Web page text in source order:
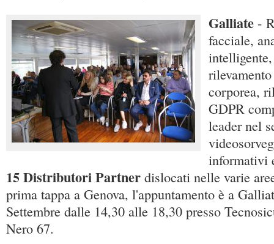
Galliate -
facciale,
corporea,
GDPR
leader nel
informativi
15 Distributori Partner dislocati nelle varie
prima tappa a Genova, l'appuntamento è a
Settembre dalle 14,30 alle 18,30 presso
Nero 67.